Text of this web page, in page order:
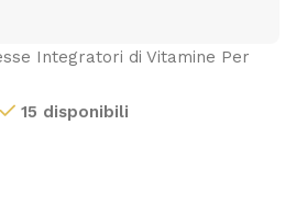
Integratori di Vitamine Per
15 disponibili